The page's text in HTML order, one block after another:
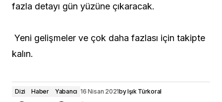
fazla detayı gün yüzüne çıkaracak.
Yeni gelişmeler ve çok daha fazlası için takipte
kalın.
Dizi Haber Yabancı 16 Nisan 2021byIşık Türkoral